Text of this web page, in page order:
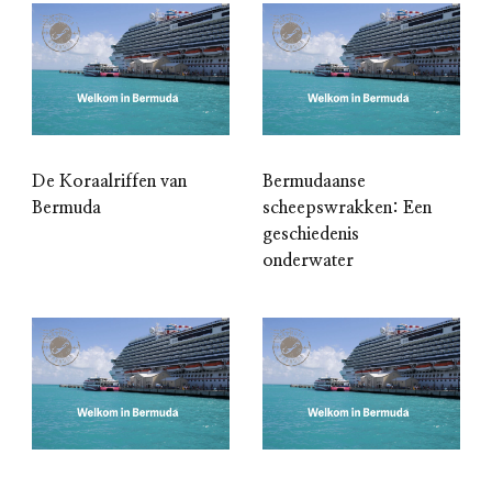
De Koraalriffen van
Bermuda
Bermudaanse
scheepswrakken: Een
geschiedenis
onderwater